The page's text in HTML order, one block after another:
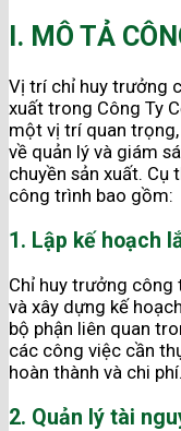
I. MÔ TẢ
Vị trí chỉ huy trưởng
xuất trong Công Ty
một vị trí quan
về quản lý và giám
chuyền sản xuất. Cụ
công trình bao gồm:
1. Lập kế hoạch
Chỉ huy trưởng công
và xây dựng kế
bộ phận liên quan
các công việc cần
hoàn thành và chi phí.
2. Quản lý tài